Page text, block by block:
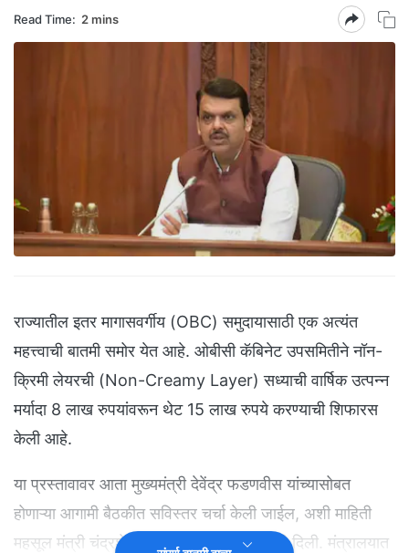
Read Time: 2 mins
राज्यातील इतर मागासवर्गीय (OBC) समुदायासाठी एक अत्यंत
महत्त्वाची बातमी समोर येत आहे. ओबीसी कॅबिनेट उपसमितीने नॉन-
क्रिमी लेयरची (Non-Creamy Layer) सध्याची वार्षिक उत्पन्न
मर्यादा 8 लाख रुपयांवरून थेट 15 लाख रुपये करण्याची शिफारस
केली आहे.
या प्रस्तावावर आता मुख्यमंत्री देवेंद्र फडणवीस यांच्यासोबत
होणाऱ्या आगामी बैठकीत सविस्तर चर्चा केली जाईल, अशी माहिती
महसूल मंत्री चंद्रशेखर बावनकुळे यांनी मंगळवारी दिली. मंत्रालयात